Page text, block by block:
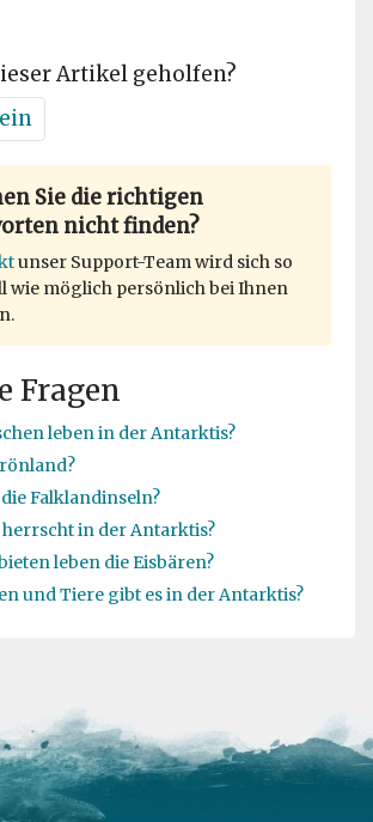
Artikel geholfen?
Sie die richtigen
nicht finden?
unser Support-Team wird sich so
wie möglich persönlich bei Ihnen
Fragen
leben in der Antarktis?
Falklandinseln?
herrscht in der Antarktis?
leben die Eisbären?
und Tiere gibt es in der Antarktis?